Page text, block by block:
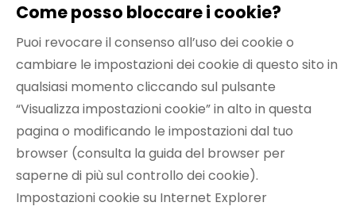
Come posso bloccare i cookie?
Puoi revocare il consenso all’uso dei cookie o
cambiare le impostazioni dei cookie di questo sito in
qualsiasi momento cliccando sul pulsante
“Visualizza impostazioni cookie” in alto in questa
pagina o modificando le impostazioni dal tuo
browser (consulta la guida del browser per
saperne di più sul controllo dei cookie).
Impostazioni cookie su Internet Explorer